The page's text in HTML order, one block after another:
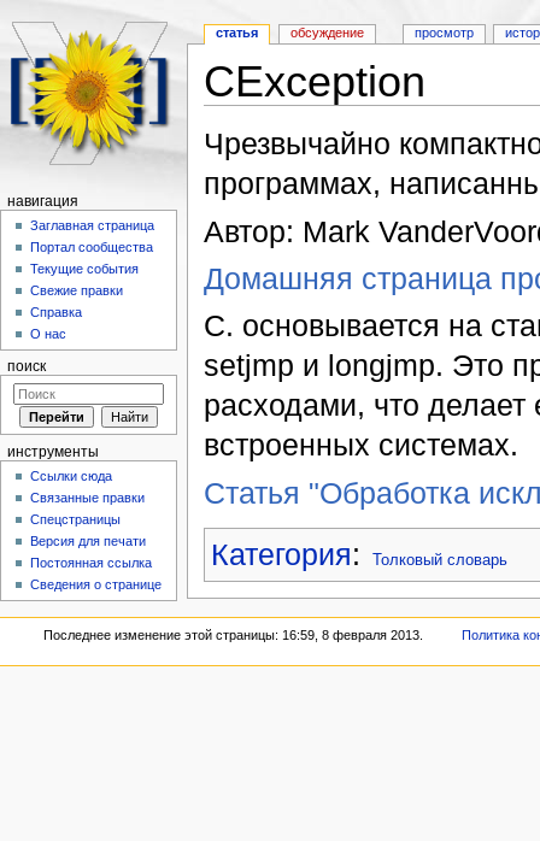
CException
Чрезвычайно
программах,
Автор: Mark
Домашняя страница
C. основывается на
setjmp и longjmp. Это
расходами, что
встроенных системах.
Статья "Обработка
Категория: Толковый словарь
статья обсуждение просмотр
навигация
Заглавная страница
Портал сообщества
Текущие события
Свежие правки
Справка
О нас
поиск
инструменты
Ссылки сюда
Связанные правки
Спецстраницы
Версия для печати
Постоянная ссылка
Сведения о странице
Последнее изменение этой страницы: 16:59, 8 февраля 2013. Политика